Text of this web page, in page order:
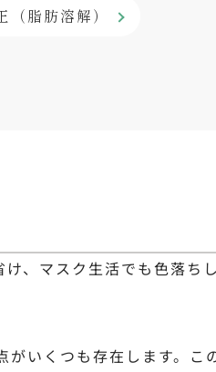
（脂肪溶解）
、マスク生活でも色落ち
いくつも存在します。こ